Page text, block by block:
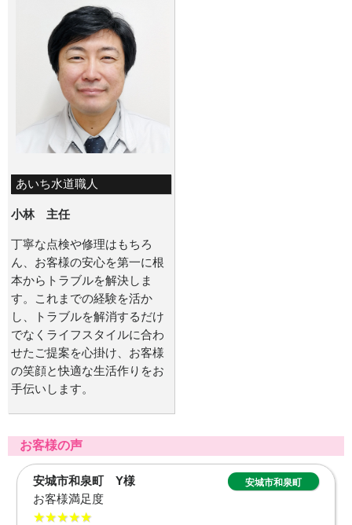
あいち水道職人
小林 主任
丁寧な点検や修理はもちろ
ん、お客様の安心を第一に根
本からトラブルを解決しま
す。これまでの経験を活か
し、トラブルを解消するだけ
でなくライフスタイルに合わ
せたご提案を心掛け、お客様
の笑顔と快適な生活作りをお
手伝いします。
お客様の声
日進市五色園 T様 日進市五色園
お客様満足度
★★★★★